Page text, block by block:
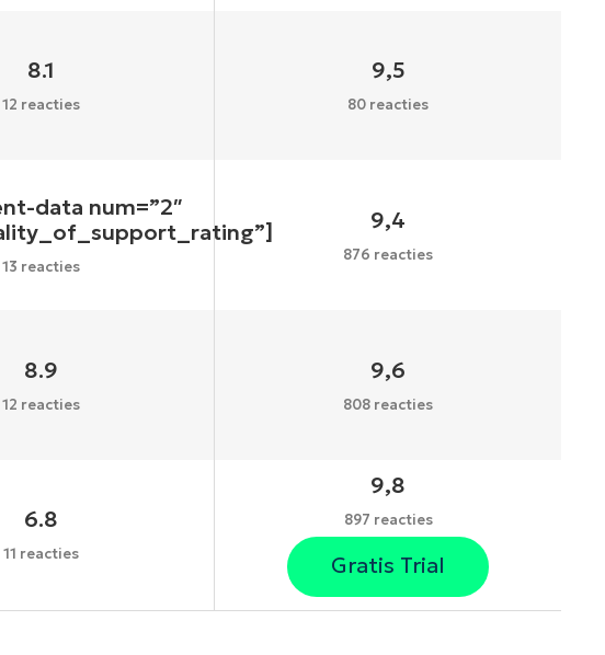
8.1
12 reacties
9,5
80 reacties
data num=”2″
13 reacties
9,4
876 reacties
8.9
12 reacties
9,6
808 reacties
6.8
11 reacties
9,8
897 reacties
Gratis Trial